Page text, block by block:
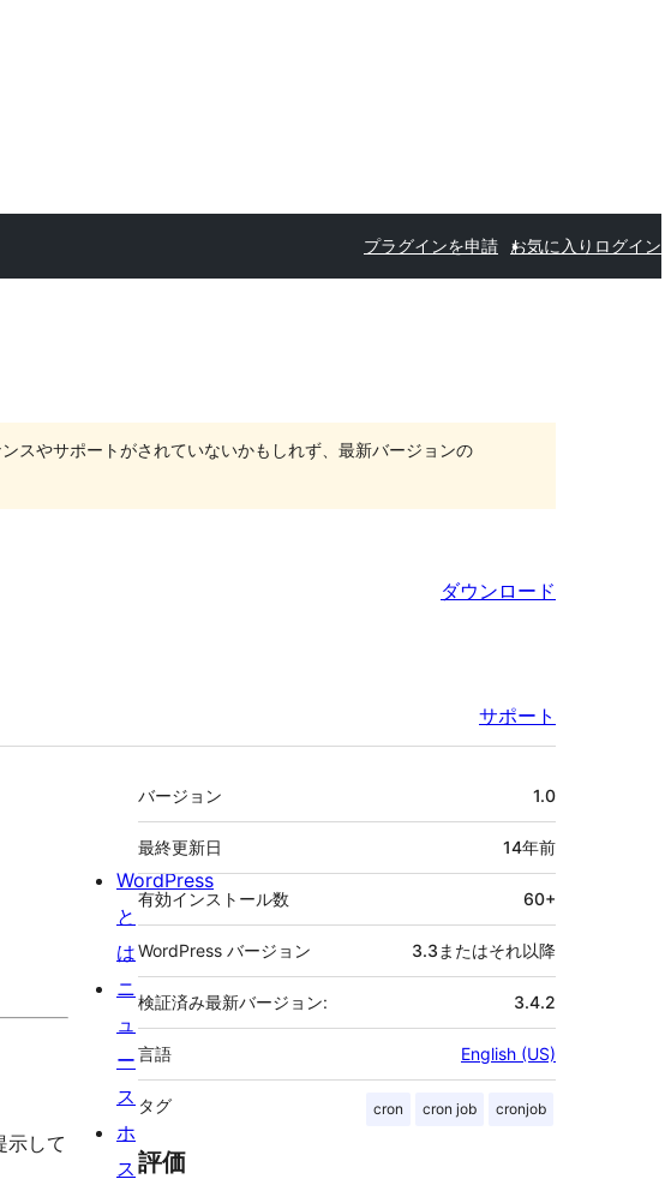
プラグインを申請 お気に入り ログイン
スやサポートがされていないかもしれず、最新バージョンの
ダウンロード
サポート
示して
メ
タ
バージョン 1.0
最終更新日 14年前
有効インストール数 60+
WordPress バージョン 3.3またはそれ以降
検証済み最新バージョン: 3.4.2
言語 English (US)
タグ cron cron job cronjob
評価
WordPress
と
は
ニ
ュ
ー
ス
ホ
ス